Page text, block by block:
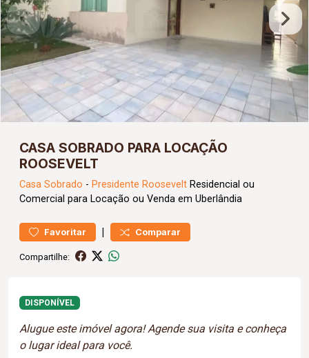
CASA SOBRADO PARA LOCAÇÃO
ROOSEVELT
Casa Sobrado - Presidente Roosevelt Residencial ou
Comercial para Locação ou Venda em Uberlândia
Favoritar | Comparar
Compartilhe:
DISPONÍVEL
Alugue este imóvel agora! Agende sua visita e conheça
o lugar ideal para você.